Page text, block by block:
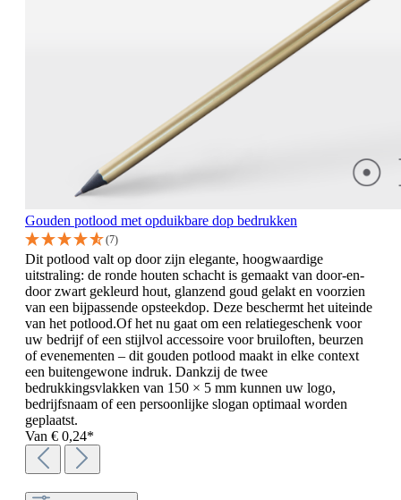
Gouden potlood met opduikbare dop bedrukken
(7)
Dit potlood valt op door zijn elegante, hoogwaardige
uitstraling: de ronde houten schacht is gemaakt van door-en-
door zwart gekleurd hout, glanzend goud gelakt en voorzien
van een bijpassende opsteekdop. Deze beschermt het uiteinde
van het potlood.Of het nu gaat om een relatiegeschenk voor
uw bedrijf of een stijlvol accessoire voor bruiloften, beurzen
of evenementen – dit gouden potlood maakt in elke context
een buitengewone indruk. Dankzij de twee
bedrukkingsvlakken van 150 × 5 mm kunnen uw logo,
bedrijfsnaam of een persoonlijke slogan optimaal worden
geplaatst.
Van € 0,24*